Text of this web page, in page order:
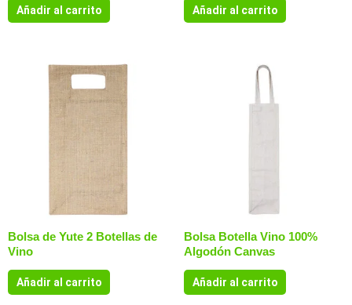
Añadir al carrito Añadir al carrito
Bolsa de Yute 2 Botellas de
Vino
Añadir al carrito
Bolsa Botella Vino 100%
Algodón Canvas
Añadir al carrito